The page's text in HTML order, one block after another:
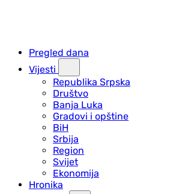
Pregled dana
Vijesti
Republika Srpska
Društvo
Banja Luka
Gradovi i opštine
BiH
Srbija
Region
Svijet
Ekonomija
Hronika